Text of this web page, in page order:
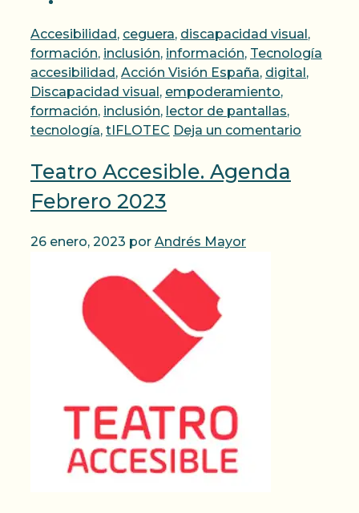
Categorías
Accesibilidad, ceguera, discapacidad visual,
formación, inclusión, información, Tecnología
accesibilidad, Acción Visión España, digital,
Discapacidad visual, empoderamiento,
formación, inclusión, lector de pantallas,
tecnología, tIFLOTEC Deja un comentario
Teatro Accesible. Agenda
Febrero 2023
26 enero, 2023 por Andrés Mayor